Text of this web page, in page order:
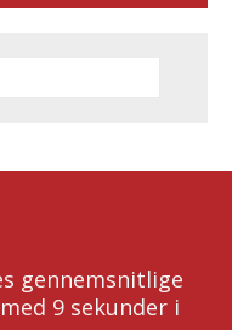
gennemsnitlige
9 sekunder i